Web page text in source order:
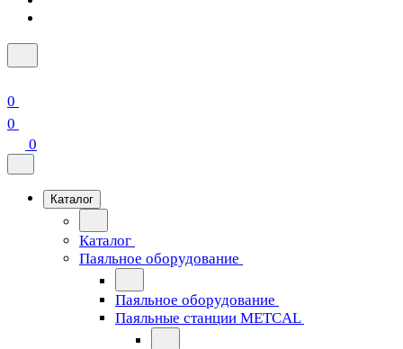
0
0
0
Каталог
Каталог
Паяльное оборудование
Паяльное оборудование
Паяльные станции METCAL